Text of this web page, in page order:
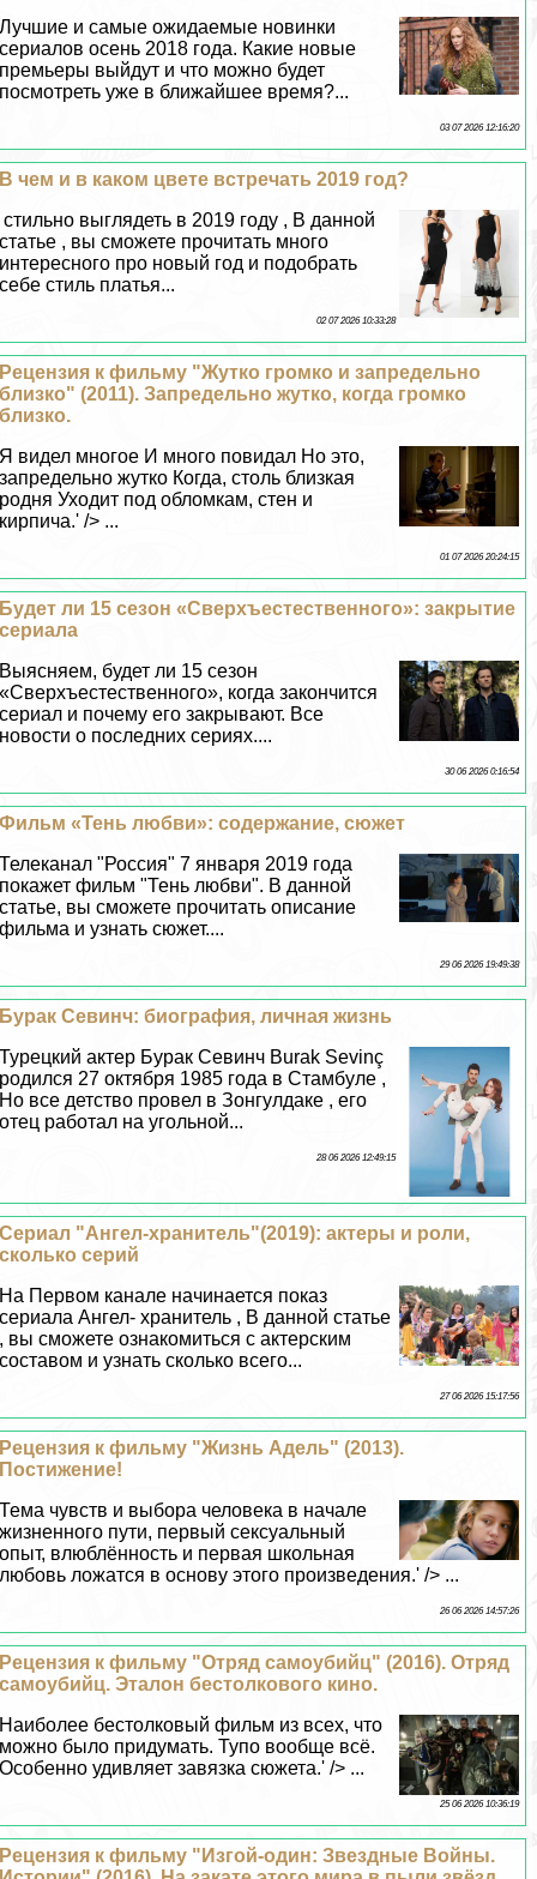
Лучшие и самые ожидаемые новинки
сериалов осень 2018 года. Какие новые
премьеры выйдут и что можно будет
посмотреть уже в ближайшее время?...
03 07 2026 12:16:20
В чем и в каком цвете встречать 2019 год?
стильно выглядеть в 2019 году , В данной
статье , вы сможете прочитать много
интересного про новый год и подобрать
себе стиль платья...
02 07 2026 10:33:28
Рецензия к фильму "Жутко громко и запредельно
близко" (2011). Запредельно жутко, когда громко
близко.
Я видел многое И много повидал Но это,
запредельно жутко Когда, столь близкая
родня Уходит под обломкам, стен и
кирпича.' /> ...
01 07 2026 20:24:15
Будет ли 15 сезон «Сверхъестественного»: закрытие
сериала
Выясняем, будет ли 15 сезон
«Сверхъестественного», когда закончится
сериал и почему его закрывают. Все
новости о последних сериях....
30 06 2026 0:16:54
Фильм «Тень любви»: содержание, сюжет
Телеканал "Россия" 7 января 2019 года
покажет фильм "Тень любви". В данной
статье, вы сможете прочитать описание
фильма и узнать сюжет....
29 06 2026 19:49:38
Буpaк Севинч: биография, личная жизнь
Турецкий актер Буpaк Севинч Burak Sevinç
родился 27 октября 1985 года в Стамбуле ,
Но все детство провел в Зонгулдаке , его
отец работал на угольной...
28 06 2026 12:49:15
Сериал "Ангел-хранитель"(2019): актеры и роли,
сколько серий
На Первом канале начинается показ
сериала Ангел- хранитель , В данной статье
, вы сможете ознакомиться с актерским
составом и узнать сколько всего...
27 06 2026 15:17:56
Рецензия к фильму "Жизнь Адель" (2013).
Постижение!
Тема чувств и выбора человека в начале
жизненного пути, первый ceкcуальный
опыт, влюблённость и первая школьная
любовь ложатся в основу этого произведения.' /> ...
26 06 2026 14:57:26
Рецензия к фильму "Отряд самоубийц" (2016). Отряд
самоубийц. Эталон бестолкового кино.
Наиболее бестолковый фильм из всех, что
можно было придумать. Тупо вообще всё.
Особенно удивляет завязка сюжета.' /> ...
25 06 2026 10:36:19
Рецензия к фильму "Изгой-один: Звездные Войны.